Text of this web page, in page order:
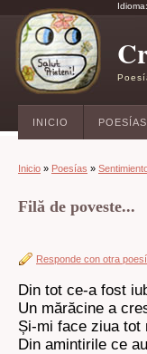
Idioma:
INICIO POESÍAS
Inicio » Poesías »
Filă de poveste...
Responde con otra
Din tot ce-a fost
Un mărăcine a
Și-mi face ziua tot
Din amintirile ce